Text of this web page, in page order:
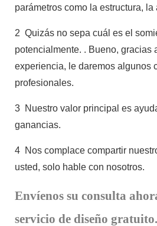
parámetros como la estructura, la
2 Quizás no sepa cuál es el
potencialmente. . Bueno, gracias
experiencia, le daremos algunos
profesionales.
3 Nuestro valor principal es
ganancias.
4 Nos complace compartir
usted, solo hable con nosotros.
Envíenos su consulta
servicio de diseño gratuito.